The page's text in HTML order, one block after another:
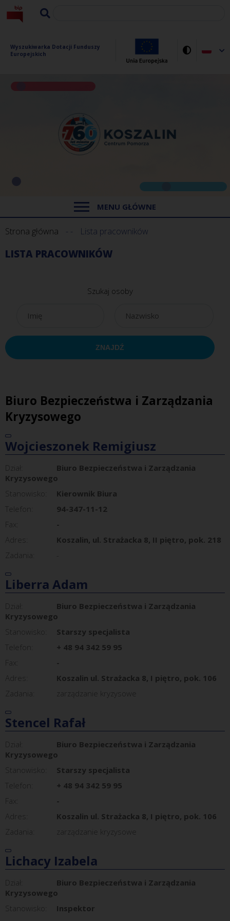
Wyszukiwarka Dotacji Funduszy
Europejskich
MENU GŁÓWNE
Strona główna Lista pracowników
LISTA PRACOWNIKÓW
Szukaj osoby
Biuro Bezpieczeństwa i Zarządzania
Kryzysowego
Wojcieszonek Remigiusz
Dział:
Biuro Bezpieczeństwa i Zarządzania
Kryzysowego
Stanowisko:
Kierownik Biura
Telefon:
94-347-11-12
Fax:
-
Adres:
Koszalin, ul. Strażacka 8, II piętro, pok. 218
Zadania:
Liberra Adam
Dział:
Biuro Bezpieczeństwa i Zarządzania
Kryzysowego
Stanowisko:
Starszy specjalista
Telefon:
+ 48 94 342 59 95
Fax:
-
Adres:
Koszalin ul. Strażacka 8, I piętro, pok. 106
Zadania:
zarządzanie kryzysowe
Stencel Rafał
Dział:
Biuro Bezpieczeństwa i Zarządzania
Kryzysowego
Stanowisko:
Starszy specjalista
Telefon:
+ 48 94 342 59 95
Fax:
-
Adres:
Koszalin ul. Strażacka 8, I piętro, pok. 106
Zadania:
zarządzanie kryzysowe
Lichacy Izabela
Dział:
Biuro Bezpieczeństwa i Zarządzania
Kryzysowego
Stanowisko:
Inspektor